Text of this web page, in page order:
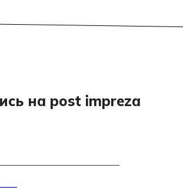
на post impreza